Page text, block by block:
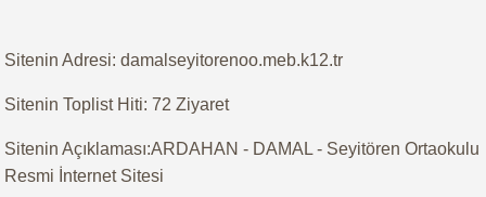
Sitenin Adresi: damalseyitorenoo.meb.k12.tr
Sitenin Toplist Hiti: 72 Ziyaret
Sitenin Açıklaması:ARDAHAN - DAMAL - Seyitören Ortaokulu
Resmi İnternet Sitesi